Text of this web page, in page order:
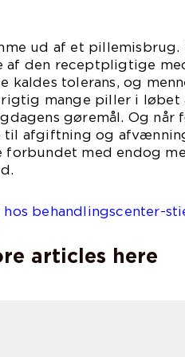
ud af et pillemisbrug.
af den receptpligtige
kaldes tolerans, og
rigtig mange piller i
gøremål. Og når
til afgiftning og
forbundet med endog
behandlingscenter-
articles here